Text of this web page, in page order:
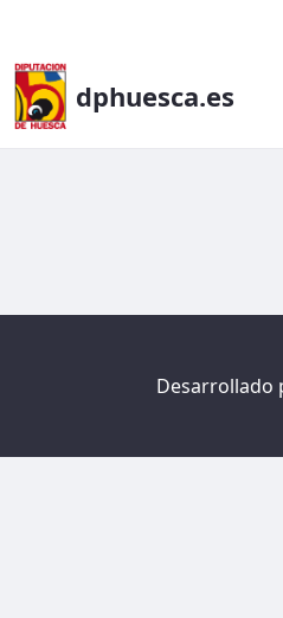
dphuesca.es
Desarrollado